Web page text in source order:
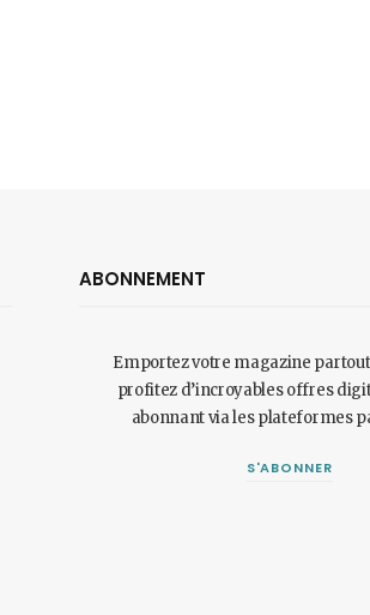
ABONNEMENT
Emportez votre magazine partout
profitez d’incroyables offres
abonnant via les plateformes
S'ABONNER